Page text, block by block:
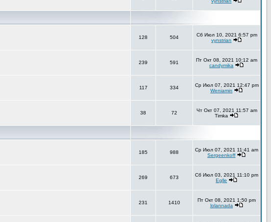
128 504
Сб Июл 10, 2021 6:57 pm
vynstrian
239 591
Пт Окт 08, 2021 10:12 am
candymika
117 334
Ср Июл 07, 2021 12:47 pm
Weniamin
38 72
Чт Окт 07, 2021 11:57 am
Timka
185 988
Ср Июл 07, 2021 11:41 am
Sergeenkoff
269 673
Сб Июл 03, 2021 11:10 pm
Eglle
231 1410
Пт Окт 08, 2021 1:50 pm
lolannada